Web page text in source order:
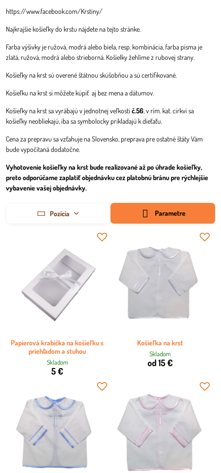
https://www.facebook.com/Krstiny/
Najkrajšie košieľky do krstu nájdete na tejto stránke.
Farba výšivky je ružová, modrá alebo biela, resp. kombinácia, farba písma je
zlatá, ružová, modrá alebo strieborná. Košielky žehlíme z rubovej strany.
Košieľky na krst sú overené štátnou skúšobňou a sú certifikované.
Košieľku na krst si môžete kúpiť aj bez mena a dátumov.
Košieľky na krst sa vyrábajú v jednotnej veľkosti č.56 , v rím. kat. cirkvi sa
košieľky neobliekajú, iba sa symbolocky prikladajú k dieťaťu.
Cena za prepravu sa vzťahuje na Slovensko, preprava pre ostatné štáty Vám
bude vypočítaná dodatočne.
Vyhotovenie košieľky na krst bude realizované až po úhrade košieľky,
preto odporúčame zaplatiť objednávku cez platobnú bránu pre rýchlejšie
vybavenie vašej objednávky.
Pozícia Parametre
Papierová krabička na košieľku s
priehľadom a stuhou
Skladom
5 €
Košieľka na krst
Skladom
od 15 €